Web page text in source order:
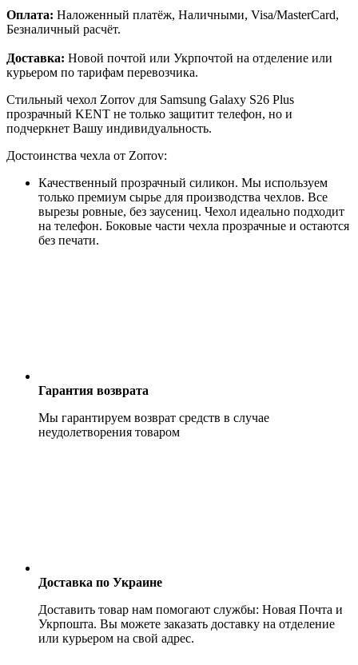
Оплата: Наложенный платёж, Наличными, Visa/MasterCard,
Безналичный расчёт.
Доставка: Новой почтой или Укрпочтой на отделение или
курьером по тарифам перевозчика.
Стильный чехол Zorrov для Samsung Galaxy S26 Plus
прозрачный KENT не только защитит телефон, но и
подчеркнет Вашу индивидуальность.
Достоинства чехла от Zorrov:
Качественный прозрачный силикон. Мы используем
только премиум сырье для производства чехлов. Все
вырезы ровные, без заусениц. Чехол идеально подходит
на телефон. Боковые части чехла прозрачные и остаются
без печати.
Гарантия возврата
Мы гарантируем возврат средств в случае
неудолетворения товаром
Доставка по Украине
Доставить товар нам помогают службы: Новая Почта и
Укрпошта. Вы можете заказать доставку на отделение
или курьером на свой адрес.